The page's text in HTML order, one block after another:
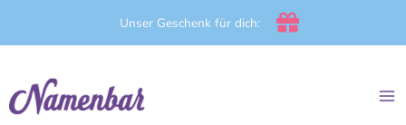
springen
Unser Geschenk für dich: